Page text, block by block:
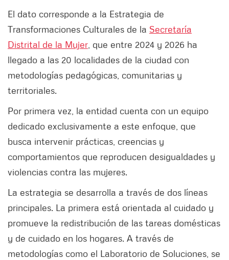
El dato corresponde a la Estrategia de
Transformaciones Culturales de la Secretaría
Distrital de la Mujer , que entre 2024 y 2026 ha
llegado a las 20 localidades de la ciudad con
metodologías pedagógicas, comunitarias y
territoriales.
Por primera vez, la entidad cuenta con un equipo
dedicado exclusivamente a este enfoque, que
busca intervenir prácticas, creencias y
comportamientos que reproducen desigualdades y
violencias contra las mujeres.
La estrategia se desarrolla a través de dos líneas
principales. La primera está orientada al cuidado y
promueve la redistribución de las tareas domésticas
y de cuidado en los hogares. A través de
metodologías como el Laboratorio de Soluciones, se